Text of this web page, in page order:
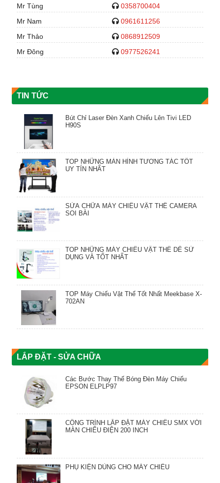
Mr Tùng
0358700404
Mr Nam
0961611256
Mr Thảo
0868912509
Mr Đông
0977526241
TIN TỨC
Bút Chỉ Laser Đèn Xanh Chiếu Lên Tivi LED
H90S
TOP NHỮNG MÀN HÌNH TƯƠNG TÁC TỐT
UY TÍN NHẤT
SỬA CHỮA MÁY CHIẾU VẬT THỂ CAMERA
SOI BÀI
TOP NHỮNG MÁY CHIẾU VẬT THỂ DỄ SỬ
DỤNG VÀ TỐT NHẤT
TOP Máy Chiếu Vật Thể Tốt Nhất Meekbase X-
702AN
LẮP ĐẶT - SỬA CHỮA
Các Bước Thay Thế Bóng Đèn Máy Chiếu
EPSON ELPLP97
CÔNG TRÌNH LẮP ĐẶT MÁY CHIẾU SMX VỚI
MÀN CHIẾU ĐIỆN 200 INCH
PHỤ KIỆN DÙNG CHO MÁY CHIẾU